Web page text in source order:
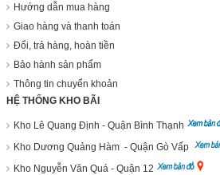
Hướng dẫn mua hàng
Giao hàng và thanh toán
Đổi, trả hàng, hoàn tiền
Bảo hành sản phẩm
Thông tin chuyển khoản
HỆ THỐNG KHO BÃI
Kho Lê Quang Định - Quận Bình Thạnh
Kho Dương Quảng Hàm - Quận Gò Vấp
Kho Nguyễn Văn Quá - Quận 12